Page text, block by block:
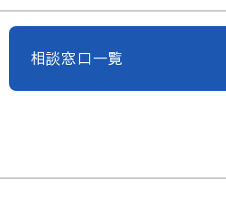
相談窓口一覧